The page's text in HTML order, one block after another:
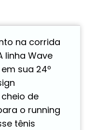
na corrida
linha Wave
sua 24º
de
o running
tênis